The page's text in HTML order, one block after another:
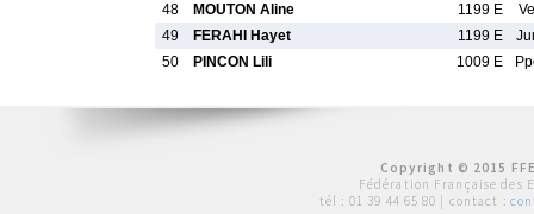
48
MOUTON Aline 1199 E
49
FERAHI Hayet 1199 E
50
PINCON Lili 1009 E
Copyright © 2015
Fédération Française des
tél : 01 39 44 65 80 | contact :